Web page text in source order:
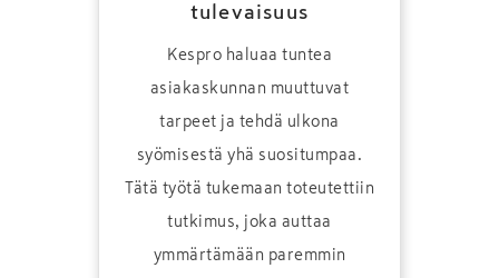
tulevaisuus
Kespro haluaa tuntea
asiakaskunnan muuttuvat
tarpeet ja tehdä ulkona
syömisestä yhä suositumpaa.
Tätä työtä tukemaan toteutettiin
tutkimus, joka auttaa
ymmärtämään paremmin